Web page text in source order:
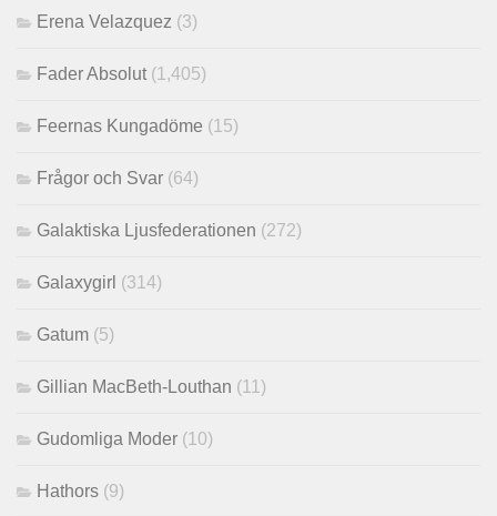
Erena Velazquez (3)
Fader Absolut (1,405)
Feernas Kungadöme (15)
Frågor och Svar (64)
Galaktiska Ljusfederationen (272)
Galaxygirl (314)
Gatum (5)
Gillian MacBeth-Louthan (11)
Gudomliga Moder (10)
Hathors (9)